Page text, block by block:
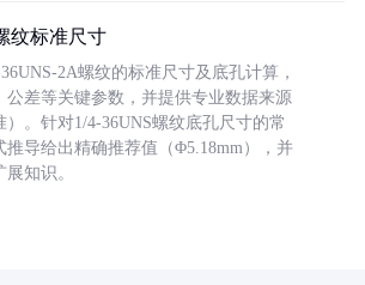
纹标准尺寸
2A螺纹的标准尺寸及底孔计算，
公差等关键参数，并提供专业数据来源
）。针对1/4-36UNS螺纹底孔尺寸的常
推导给出精确推荐值（Φ5.18mm），并
知识。